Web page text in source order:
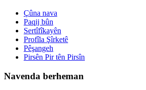
Çûna nava
Paqij bûn
Sertîfîkayên
Profîla Şîrketê
Pêşangeh
Pirsên Pir tên Pirsîn
Navenda berheman